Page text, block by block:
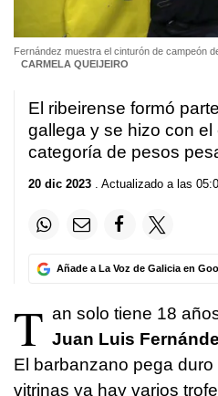
Fernández muestra el cinturón de campeón
CARMELA QUEIJEIRO
El ribeirense formó
gallega y se hizo con el
categoría de pesos
20 dic 2023 . Actualizado a las
Añade a La Voz de Galicia en
T an solo tiene 18
Juan Luis
El barbanzano pega
vitrinas ya hay varios